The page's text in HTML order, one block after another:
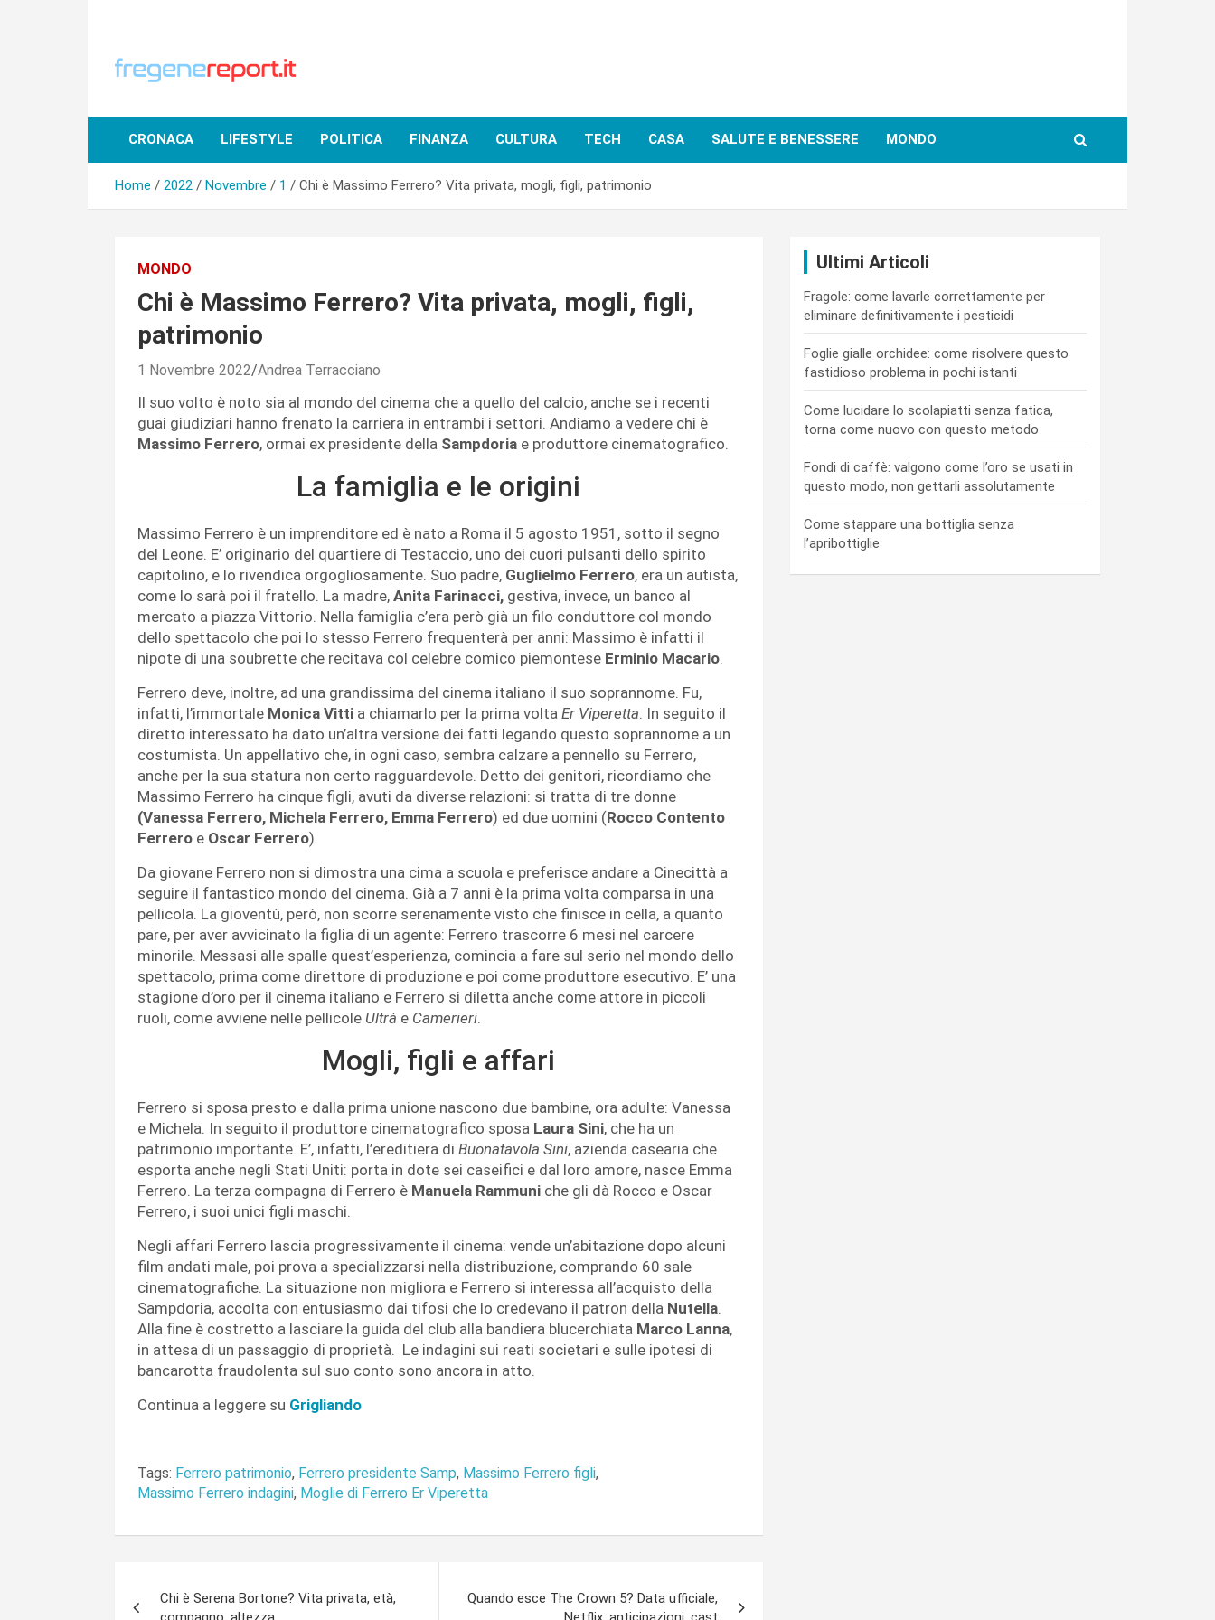
CRONACA LIFESTYLE POLITICA FINANZA CULTURA TECH CASA SALUTE E BENESSERE MONDO
Home 2022 Novembre 1 Chi è Massimo Ferrero? Vita privata, mogli, figli, patrimonio
MONDO
Chi è Massimo Ferrero? Vita privata, mogli, figli,
patrimonio
1 Novembre 2022 Andrea Terracciano
Il suo volto è noto sia al mondo del cinema che a quello del calcio, anche se i recenti
guai giudiziari hanno frenato la carriera in entrambi i settori. Andiamo a vedere chi è
Massimo Ferrero, ormai ex presidente della Sampdoria e produttore cinematografico.
La famiglia e le origini
Massimo Ferrero è un imprenditore ed è nato a Roma il 5 agosto 1951, sotto il segno
del Leone. E’ originario del quartiere di Testaccio, uno dei cuori pulsanti dello spirito
capitolino, e lo rivendica orgogliosamente. Suo padre, Guglielmo Ferrero, era un autista,
come lo sarà poi il fratello. La madre, Anita Farinacci, gestiva, invece, un banco al
mercato a piazza Vittorio. Nella famiglia c’era però già un filo conduttore col mondo
dello spettacolo che poi lo stesso Ferrero frequenterà per anni: Massimo è infatti il
nipote di una soubrette che recitava col celebre comico piemontese Erminio Macario.
Ferrero deve, inoltre, ad una grandissima del cinema italiano il suo soprannome. Fu,
infatti, l’immortale Monica Vitti a chiamarlo per la prima volta Er Viperetta. In seguito il
diretto interessato ha dato un’altra versione dei fatti legando questo soprannome a un
costumista. Un appellativo che, in ogni caso, sembra calzare a pennello su Ferrero,
anche per la sua statura non certo ragguardevole. Detto dei genitori, ricordiamo che
Massimo Ferrero ha cinque figli, avuti da diverse relazioni: si tratta di tre donne
(Vanessa Ferrero, Michela Ferrero, Emma Ferrero) ed due uomini (Rocco Contento
Ferrero e Oscar Ferrero).
Da giovane Ferrero non si dimostra una cima a scuola e preferisce andare a Cinecittà a
seguire il fantastico mondo del cinema. Già a 7 anni è la prima volta comparsa in una
pellicola. La gioventù, però, non scorre serenamente visto che finisce in cella, a quanto
pare, per aver avvicinato la figlia di un agente: Ferrero trascorre 6 mesi nel carcere
minorile. Messasi alle spalle quest’esperienza, comincia a fare sul serio nel mondo dello
spettacolo, prima come direttore di produzione e poi come produttore esecutivo. E’ una
stagione d’oro per il cinema italiano e Ferrero si diletta anche come attore in piccoli
ruoli, come avviene nelle pellicole Ultrà e Camerieri.
Mogli, figli e affari
Ferrero si sposa presto e dalla prima unione nascono due bambine, ora adulte: Vanessa
e Michela. In seguito il produttore cinematografico sposa Laura Sini, che ha un
patrimonio importante. E’, infatti, l’ereditiera di Buonatavola Sini, azienda casearia che
esporta anche negli Stati Uniti: porta in dote sei caseifici e dal loro amore, nasce Emma
Ferrero. La terza compagna di Ferrero è Manuela Rammuni che gli dà Rocco e Oscar
Ferrero, i suoi unici figli maschi.
Negli affari Ferrero lascia progressivamente il cinema: vende un’abitazione dopo alcuni
film andati male, poi prova a specializzarsi nella distribuzione, comprando 60 sale
cinematografiche. La situazione non migliora e Ferrero si interessa all’acquisto della
Sampdoria, accolta con entusiasmo dai tifosi che lo credevano il patron della Nutella.
Alla fine è costretto a lasciare la guida del club alla bandiera blucerchiata Marco Lanna,
in attesa di un passaggio di proprietà. Le indagini sui reati societari e sulle ipotesi di
bancarotta fraudolenta sul suo conto sono ancora in atto.
Continua a leggere su Grigliando
Tags: Ferrero patrimonio, Ferrero presidente Samp, Massimo Ferrero figli,
Massimo Ferrero indagini, Moglie di Ferrero Er Viperetta
Chi è Serena Bortone? Vita privata, età,
Quando esce The Crown 5? Data ufficiale,
Ultimi Articoli
Fragole: come lavarle correttamente per
eliminare definitivamente i pesticidi
Foglie gialle orchidee: come risolvere questo
fastidioso problema in pochi istanti
Come lucidare lo scolapiatti senza fatica,
torna come nuovo con questo metodo
Fondi di caffè: valgono come l’oro se usati in
questo modo, non gettarli assolutamente
Come stappare una bottiglia senza
l’apribottiglie